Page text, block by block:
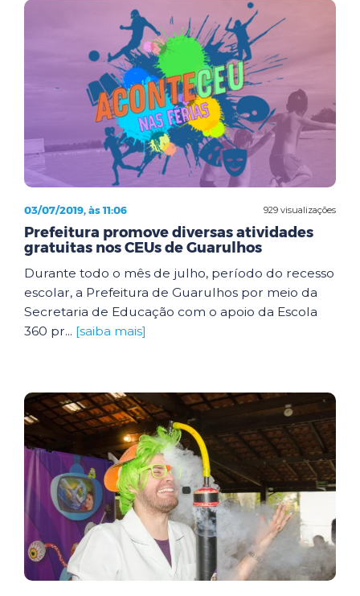
929 visualizações
03/07/2019, às 11:06
Prefeitura promove diversas atividades
gratuitas nos CEUs de Guarulhos
Durante todo o mês de julho, período do recesso
escolar, a Prefeitura de Guarulhos por meio da
Secretaria de Educação com o apoio da Escola
360 pr... [saiba mais]